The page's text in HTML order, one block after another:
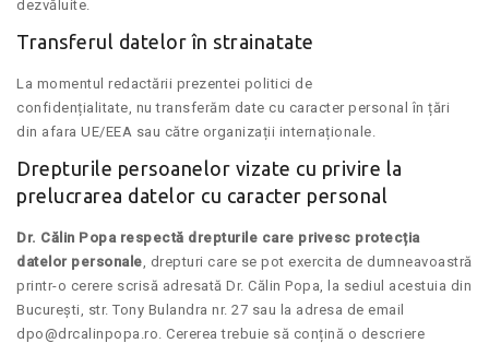
dezvăluite.
Transferul datelor în strainatate
La momentul redactării prezentei politici de
confidențialitate, nu transferăm date cu caracter personal în țări
din afara UE/EEA sau către organizații internaționale.
Drepturile persoanelor vizate cu privire la
prelucrarea datelor cu caracter personal
Dr. Călin Popa respectă drepturile care privesc protecția
datelor personale, drepturi care se pot exercita de dumneavoastră
printr-o cerere scrisă adresată Dr. Călin Popa, la sediul acestuia din
București, str. Tony Bulandra nr. 27 sau la adresa de email
dpo@drcalinpopa.ro. Cererea trebuie să conțină o descriere